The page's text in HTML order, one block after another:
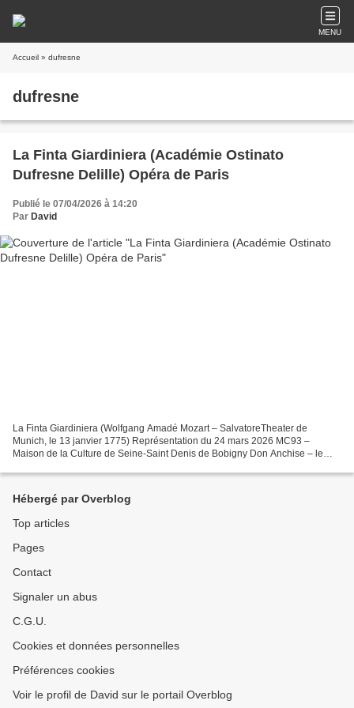
MENU
Accueil » dufresne
dufresne
La Finta Giardiniera (Académie Ostinato
Dufresne Delille) Opéra de Paris
Publié le 07/04/2026 à 14:20
Par David
La Finta Giardiniera (Wolfgang Amadé Mozart – SalvatoreTheater de
Munich, le 13 janvier 1775) Représentation du 24 mars 2026 MC93 –
Maison de la Culture de Seine-Saint Denis de Bobigny Don Anchise – le
Hébergé par Overblog
Top articles
Pages
Contact
Signaler un abus
C.G.U.
Cookies et données personnelles
Préférences cookies
Voir le profil de David sur le portail Overblog